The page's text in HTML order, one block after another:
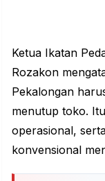
Ketua Ikatan
Rozakon
Pekalongan
menutup toko.
operasional,
konvensional